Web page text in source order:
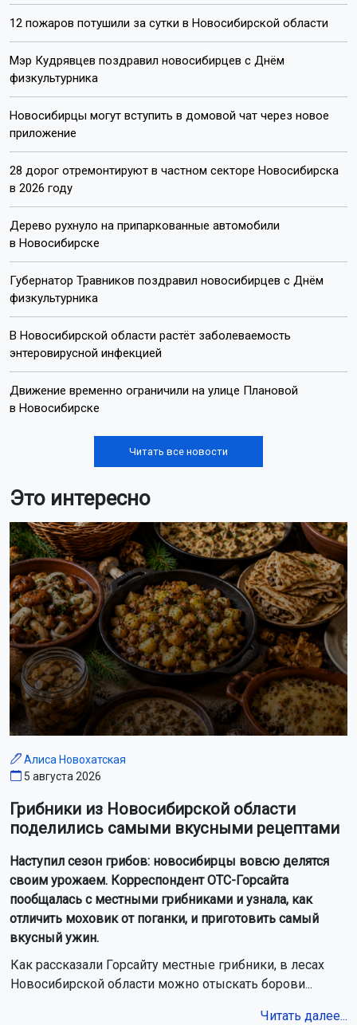
12 пожаров потушили за сутки в Новосибирской области
Мэр Кудрявцев поздравил новосибирцев с Днём
физкультурника
Новосибирцы могут вступить в домовой чат через новое
приложение
28 дорог отремонтируют в частном секторе Новосибирска
в 2026 году
Дерево рухнуло на припаркованные автомобили
в Новосибирске
Губернатор Травников поздравил новосибирцев с Днём
физкультурника
В Новосибирской области растёт заболеваемость
энтеровирусной инфекцией
Движение временно ограничили на улице Плановой
в Новосибирске
Читать все новости
Это интересно
Алиса Новохатская
5 августа 2026
Грибники из Новосибирской области
поделились самыми вкусными рецептами
Наступил сезон грибов: новосибирцы вовсю делятся
своим урожаем. Корреспондент ОТС-Горсайта
пообщалась с местными грибниками и узнала, как
отличить моховик от поганки, и приготовить самый
вкусный ужин.
Как рассказали Горсайту местные грибники, в лесах
Новосибирской области можно отыскать борови...
Читать далее...